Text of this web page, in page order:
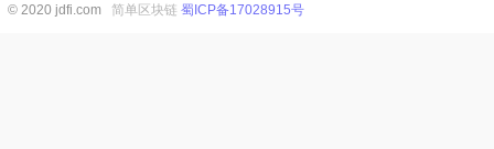
© 2020 jdfi.com 简单区块链 蜀ICP备17028915号